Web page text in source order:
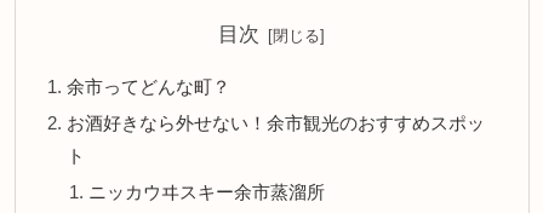
目次
余市ってどんな町？
お酒好きなら外せない！余市観光のおすすめスポッ
ト
ニッカウヰスキー余市蒸溜所